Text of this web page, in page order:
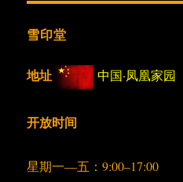
雪印堂
地址 中国·凤凰家园
开放时间
星期一—五：9:00–17:00